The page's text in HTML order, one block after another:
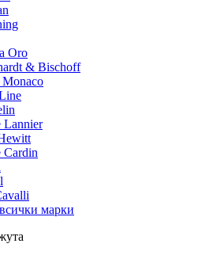
Oro
& Bischoff
Lannier
Cardin
марки